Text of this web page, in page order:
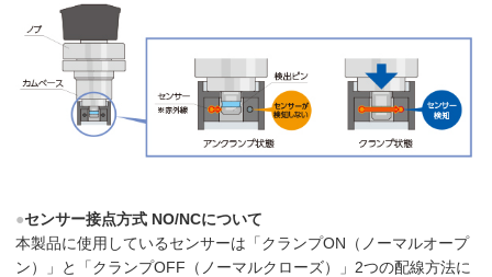
●センサー接点方式 NO/NCについて
本製品に使用しているセンサーは「クランプON（ノーマルオープ
ン）」と「クランプOFF（ノーマルクローズ）」2つの配線方法に